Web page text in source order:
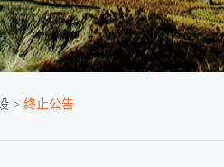
> 终止公告